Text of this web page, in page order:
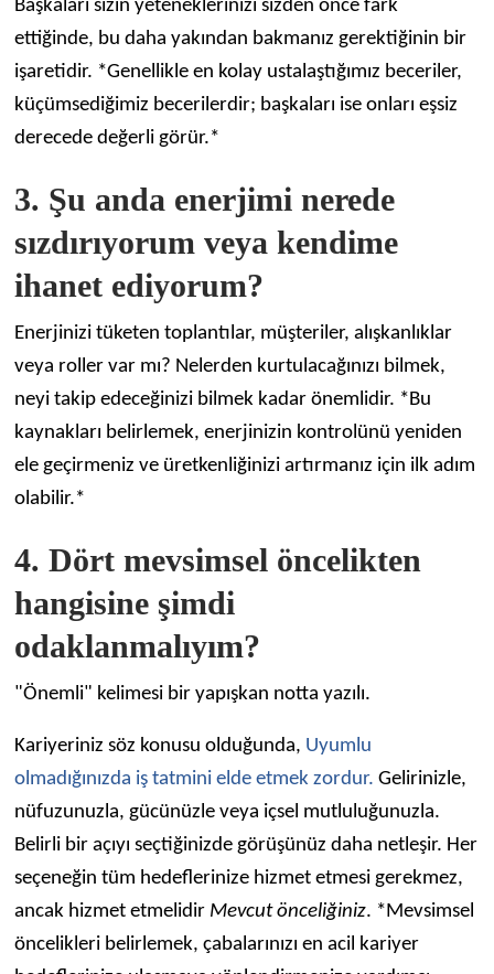
Başkaları sizin yeteneklerinizi sizden önce fark
ettiğinde, bu daha yakından bakmanız gerektiğinin bir
işaretidir. *Genellikle en kolay ustalaştığımız beceriler,
küçümsediğimiz becerilerdir; başkaları ise onları eşsiz
derecede değerli görür.*
3. Şu anda enerjimi nerede
sızdırıyorum veya kendime
ihanet ediyorum?
Enerjinizi tüketen toplantılar, müşteriler, alışkanlıklar
veya roller var mı? Nelerden kurtulacağınızı bilmek,
neyi takip edeceğinizi bilmek kadar önemlidir. *Bu
kaynakları belirlemek, enerjinizin kontrolünü yeniden
ele geçirmeniz ve üretkenliğinizi artırmanız için ilk adım
olabilir.*
4. Dört mevsimsel öncelikten
hangisine şimdi
odaklanmalıyım?
"Önemli" kelimesi bir yapışkan notta yazılı.
Kariyeriniz söz konusu olduğunda, Uyumlu
olmadığınızda iş tatmini elde etmek zordur. Gelirinizle,
nüfuzunuzla, gücünüzle veya içsel mutluluğunuzla.
Belirli bir açıyı seçtiğinizde görüşünüz daha netleşir. Her
seçeneğin tüm hedeflerinize hizmet etmesi gerekmez,
ancak hizmet etmelidir Mevcut önceliğiniz. *Mevsimsel
öncelikleri belirlemek, çabalarınızı en acil kariyer